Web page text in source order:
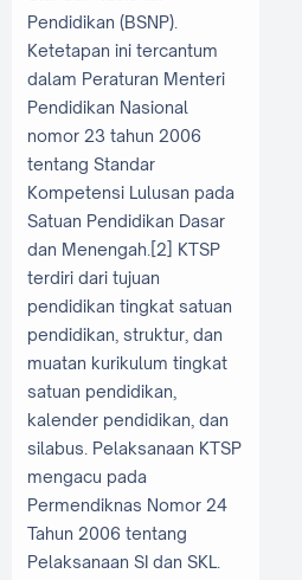
Pendidikan (BSNP).
Ketetapan ini tercantum
dalam Peraturan Menteri
Pendidikan Nasional
nomor 23 tahun 2006
tentang Standar
Kompetensi Lulusan pada
Satuan Pendidikan Dasar
dan Menengah.[2] KTSP
terdiri dari tujuan
pendidikan tingkat satuan
pendidikan, struktur, dan
muatan kurikulum tingkat
satuan pendidikan,
kalender pendidikan, dan
silabus. Pelaksanaan KTSP
mengacu pada
Permendiknas Nomor 24
Tahun 2006 tentang
Pelaksanaan SI dan SKL.